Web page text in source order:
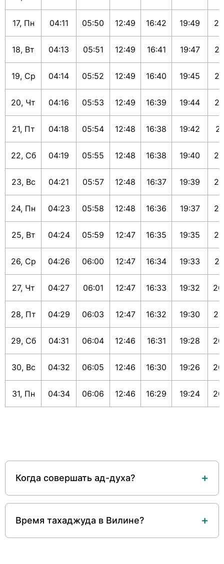
17, Пн 04:11 05:50 12:49 16:42 19:49
18, Вт 04:13 05:51 12:49 16:41 19:47
19, Ср 04:14 05:52 12:49 16:40 19:45
20, Чт 04:16 05:53 12:49 16:39 19:44
21, Пт 04:18 05:54 12:48 16:38 19:42
22, Сб 04:19 05:55 12:48 16:38 19:40
23, Вс 04:21 05:57 12:48 16:37 19:39
24, Пн 04:23 05:58 12:48 16:36 19:37
25, Вт 04:24 05:59 12:47 16:35 19:35
26, Ср 04:26 06:00 12:47 16:34 19:33
27, Чт 04:27 06:01 12:47 16:33 19:32
28, Пт 04:29 06:03 12:47 16:32 19:30
29, Сб 04:31 06:04 12:46 16:31 19:28
30, Вс 04:32 06:05 12:46 16:30 19:26
31, Пн 04:34 06:06 12:46 16:29 19:24
Когда совершать ад-духа?
Время тахаджуда в Вилине?